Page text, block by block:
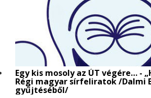
Egy kis mosoly az ÚT végére… -
Régi magyar sírfeliratok /Dalmi
gyűjtéséből/